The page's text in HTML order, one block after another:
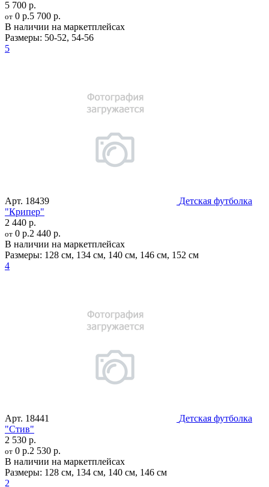
5 700 р.
от 0 р.5 700 р.
В наличии на маркетплейсах
Размеры: 50-52, 54-56
5
Арт. 18439
Детская футболка
"Крипер"
2 440 р.
от 0 р.2 440 р.
В наличии на маркетплейсах
Размеры: 128 см, 134 см, 140 см, 146 см, 152 см
4
Арт. 18441
Детская футболка
"Стив"
2 530 р.
от 0 р.2 530 р.
В наличии на маркетплейсах
Размеры: 128 см, 134 см, 140 см, 146 см
2